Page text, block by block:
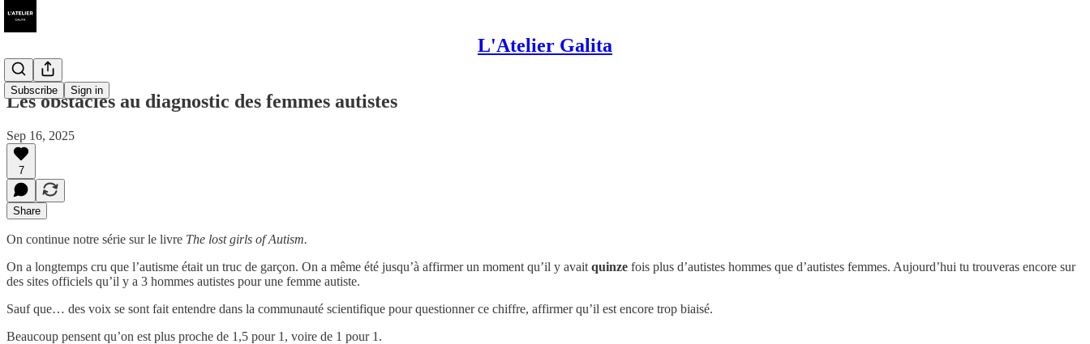
L'Atelier Galita
Subscribe Sign in
Les obstacles au diagnostic des femmes autistes
Sep 16, 2025
7
Share
On continue notre série sur le livre The lost girls of Autism.
On a longtemps cru que l’autisme était un truc de garçon. On a même été jusqu’à affirmer un moment qu’il y avait quinze fois plus d’autistes hommes que d’autistes femmes. Aujourd’hui tu trouveras encore sur
des sites officiels qu’il y a 3 hommes autistes pour une femme autiste.
Sauf que… des voix se sont fait entendre dans la communauté scientifique pour questionner ce chiffre, affirmer qu’il est encore trop biaisé.
Beaucoup pensent qu’on est plus proche de 1,5 pour 1, voire de 1 pour 1.